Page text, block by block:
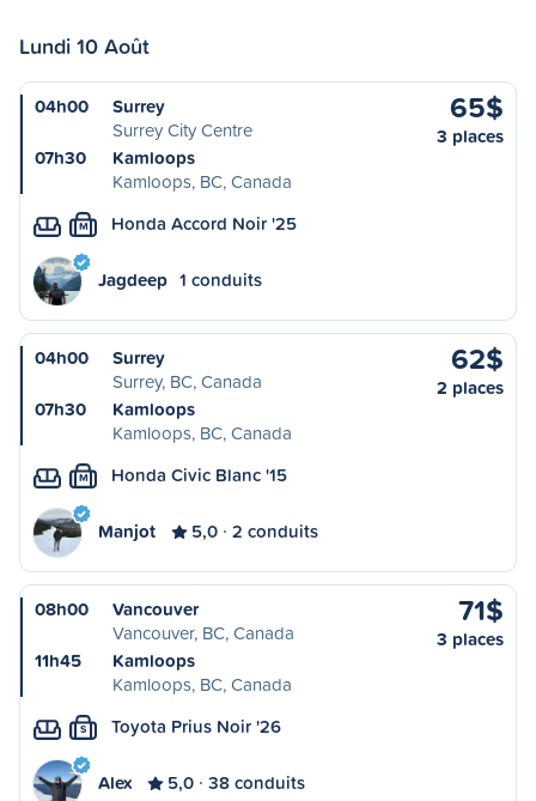
Lundi 10 Août
04h00
Surrey
Surrey City Centre
07h30
Kamloops
Kamloops, BC, Canada
65$
3 places
M Honda Accord Noir '25
Jagdeep 1 conduits
04h00
Surrey
Surrey, BC, Canada
07h30
Kamloops
Kamloops, BC, Canada
62$
2 places
M Honda Civic Blanc '15
Manjot 5,0 2 conduits
08h00
Vancouver
Vancouver, BC, Canada
11h45
Kamloops
Kamloops, BC, Canada
71$
3 places
S Toyota Prius Noir '26
Alex 5,0 38 conduits